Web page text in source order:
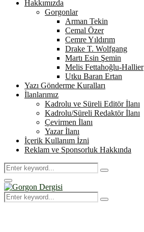
Hakkımızda
Gorgonlar
Arman Tekin
Cemal Özer
Cemre Yıldırım
Drake T. Wolfgang
Martı Esin Şemin
Melis Fettahoğlu-Hallier
Utku Baran Ertan
Yazı Gönderme Kuralları
İlanlarımız
Kadrolu ve Süreli Editör İlanı
Kadrolu/Süreli Redaktör İlanı
Çevirmen İlanı
Yazar İlanı
İçerik Kullanım İzni
Reklam ve Sponsorluk Hakkında
Search
for:
Search
Primary
Menu
Search
for:
Search